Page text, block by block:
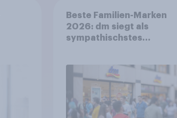
Beste Familien-Marken
2026: dm siegt als
sympathischstes